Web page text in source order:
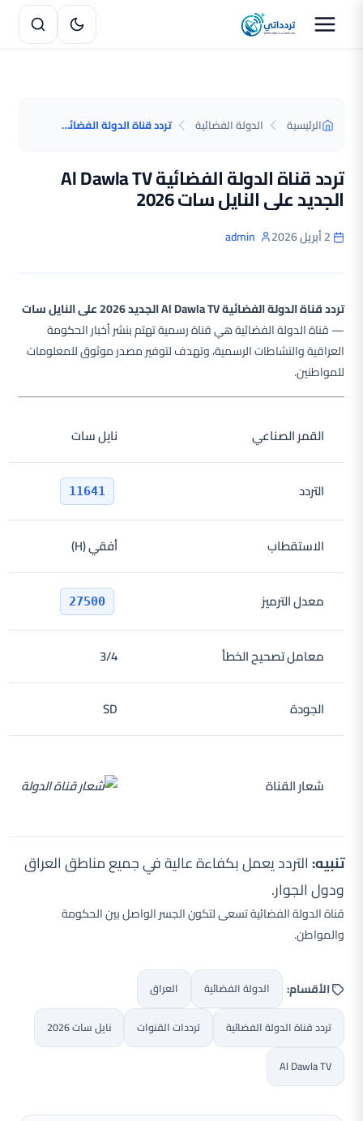
الرئيسية الدولة الفضائية تردد قناة الدولة الفضائية Al Dawla TV الجديد على النايل سات 2026
تردد قناة الدولة الفضائية Al Dawla TV
الجديد على النايل سات 2026
admin
تردد قناة الدولة الفضائية Al Dawla TV الجديد 2026 على النايل سات
— قناة الدولة الفضائية هي قناة رسمية تهتم بنشر أخبار الحكومة
العراقية والنشاطات الرسمية، وتهدف لتوفير مصدر موثوق للمعلومات
للمواطنين.
القمر الصناعي نايل سات
التردد 11641
الاستقطاب أفقي (H)
معدل الترميز 27500
معامل تصحيح الخطأ 3/4
الجودة SD
شعار القناة
تنبيه: التردد يعمل بكفاءة عالية في جميع مناطق العراق
ودول الجوار.
قناة الدولة الفضائية تسعى لتكون الجسر الواصل بين الحكومة
والمواطن.
الأقسام: الدولة الفضائية العراق
تردد قناة الدولة الفضائية ترددات القنوات نايل سات 2026
Al Dawla TV